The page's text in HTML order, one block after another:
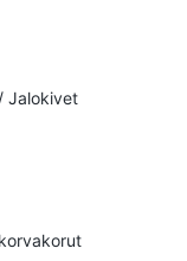
Jalokivet